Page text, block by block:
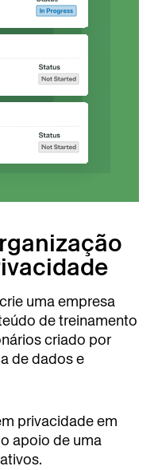
uma empresa
de treinamento
criado por
de dados e
privacidade em
apoio de uma